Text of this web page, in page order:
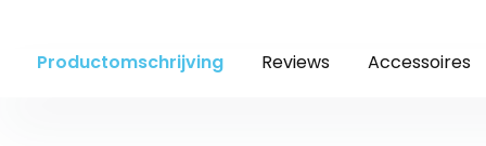
Productomschrijving Reviews Accessoires